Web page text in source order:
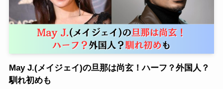
May J.(メイジェイ)の旦那は尚玄！ハーフ？外国人？
馴れ初めも